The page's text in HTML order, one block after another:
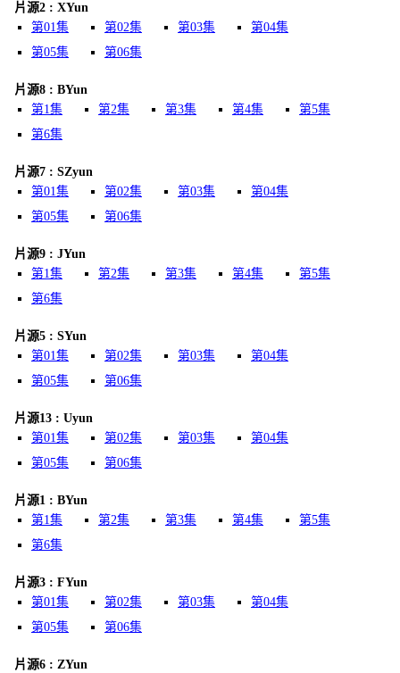
片源2 : XYun
第01集
第02集 第03集
第04集
第05集
第06集
片源8 : BYun
第1集
第2集 第3集 第4集
第5集
第6集
片源7 : SZyun
第01集
第02集 第03集
第04集
第05集
第06集
片源9 : JYun
第1集
第2集 第3集 第4集
第5集
第6集
片源5 : SYun
第01集
第02集 第03集
第04集
第05集
第06集
片源13 : Uyun
第01集
第02集 第03集
第04集
第05集
第06集
片源1 : BYun
第1集
第2集 第3集 第4集
第5集
第6集
片源3 : FYun
第01集
第02集 第03集
第04集
第05集
第06集
片源6 : ZYun